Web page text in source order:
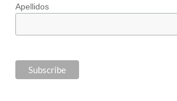
Apellidos